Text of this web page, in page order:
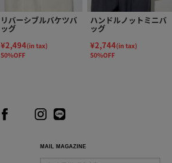
リバーシブルバケツバ
ッグ
¥2,494(in tax)
50%OFF
ハンドルノットミニバ
ッグ
¥2,744(in tax)
50%OFF
MAIL MAGAZINE